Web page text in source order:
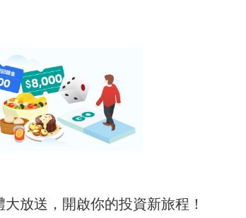
放送，開啟你的投資新旅程！